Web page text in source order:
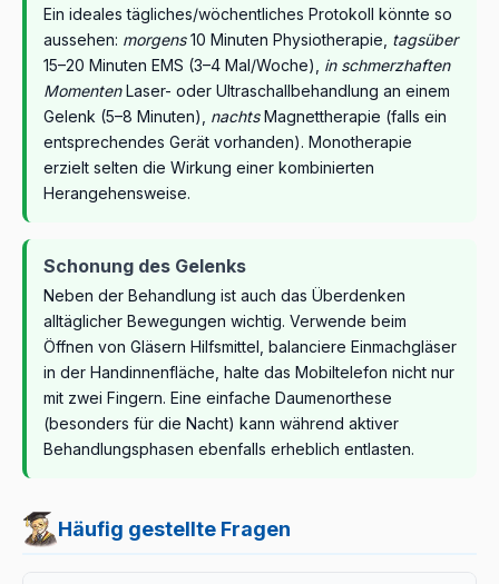
Ein ideales tägliches/wöchentliches Protokoll könnte so
aussehen: morgens10 Minuten Physiotherapie, tagsüber
15–20 Minuten EMS (3–4 Mal/Woche), in schmerzhaften
MomentenLaser- oder Ultraschallbehandlung an einem
Gelenk (5–8 Minuten), nachtsMagnettherapie (falls ein
entsprechendes Gerät vorhanden). Monotherapie
erzielt selten die Wirkung einer kombinierten
Herangehensweise.
Schonung des Gelenks
Neben der Behandlung ist auch das Überdenken
alltäglicher Bewegungen wichtig. Verwende beim
Öffnen von Gläsern Hilfsmittel, balanciere Einmachgläser
in der Handinnenfläche, halte das Mobiltelefon nicht nur
mit zwei Fingern. Eine einfache Daumenorthese
(besonders für die Nacht) kann während aktiver
Behandlungsphasen ebenfalls erheblich entlasten.
Häufig gestellte Fragen